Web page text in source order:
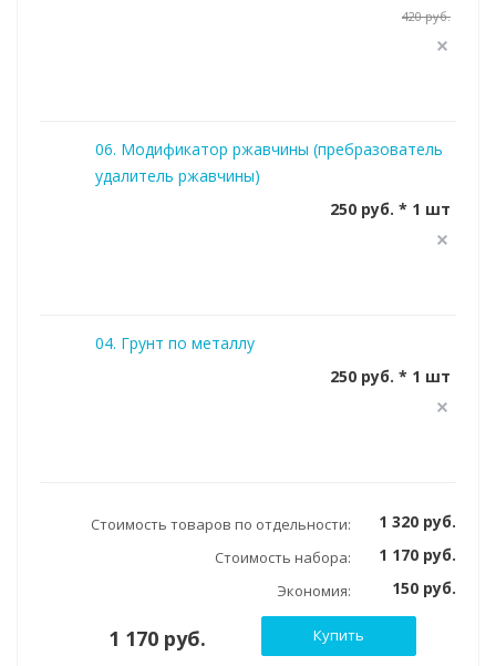
420 руб.
06. Модификатор ржавчины (пребразователь
удалитель ржавчины)
250 руб. * 1 шт
04. Грунт по металлу
250 руб. * 1 шт
Стоимость товаров по отдельности: 1 320 руб.
Стоимость набора: 1 170 руб.
Экономия: 150 руб.
1 170 руб. Купить